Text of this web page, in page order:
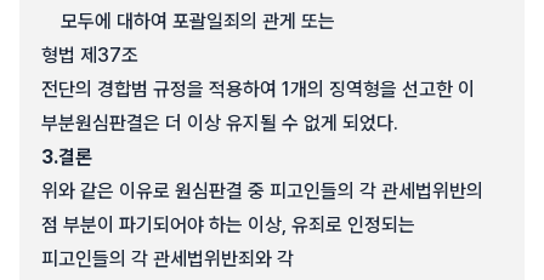
모두에 대하여 포괄일죄의 관게 또는
형법 제37조
전단의 경합범 규정을 적용하여 1개의 징역형을 선고한 이
부분원심판결은 더 이상 유지될 수 없게 되었다.
3.결론
위와 같은 이유로 원심판결 중 피고인들의 각 관세법위반의
점 부분이 파기되어야 하는 이상, 유죄로 인정되는
피고인들의 각 관세법위반죄와 각